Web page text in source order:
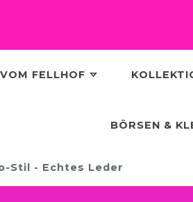
FELLHOF
BÖRSEN &
Stil - Echtes Leder